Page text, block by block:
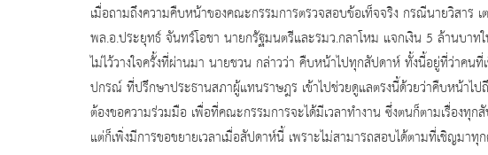
เมื่อถามถึงความคืบหน้าของคณะกรรมการตรวจสอบข้อเท็จจริง กรณีนายวิสาร
พล.อ.ประยุทธ์ จันทร์โอชา นายกรัฐมนตรีและรมว.กลาโหม แจกเงิน 5 ล้านบา
ไม่ไว้วางใจครั้งที่ผ่านมา นายชวน กล่าวว่า คืบหน้าไปทุกสัปดาห์ ทั้งนี้อยู่ที่ว่าคน
ปกรณ์ ที่ปรึกษาประธานสภาผู้แทนราษฎร เข้าไปช่วยดูแลตรงนี้ด้วยว่าคืบหน้าไป
ต้องขอความร่วมมือ เพื่อที่คณะกรรมการจะได้มีเวลาทำงาน ซึ่งตนก็ตามเรื่องทุก
แต่ก็เพิ่งมีการขอขยายเวลาเมื่อสัปดาห์นี้ เพราะไม่สามารถสอบได้ตามที่เชิญมาทุ